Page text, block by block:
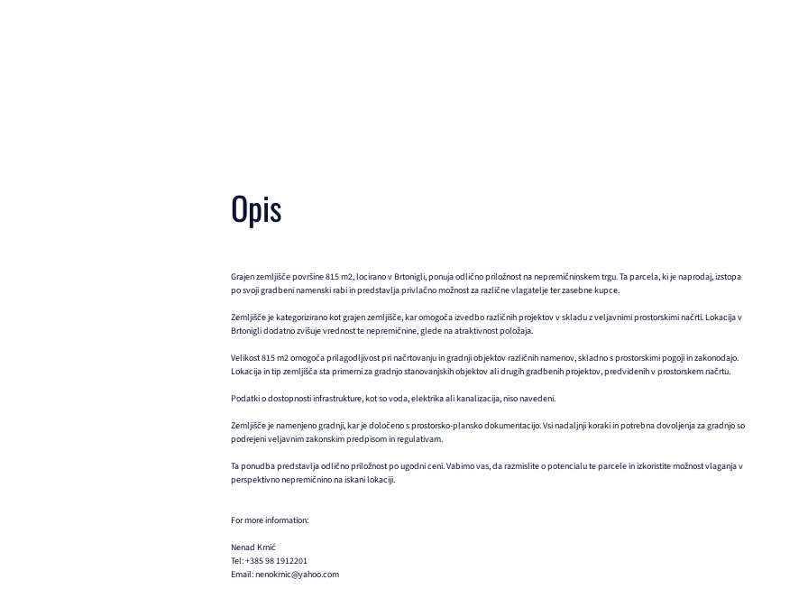
Opis
Grajen zemljišče površine 815 m2, locirano v Brtonigli, ponuja odlično priložnost na nepremičninskem trgu. Ta parcela, ki je naprodaj, izstopa
po svoji gradbeni namenski rabi in predstavlja privlačno možnost za različne vlagatelje ter zasebne kupce.
Zemljišče je kategorizirano kot grajen zemljišče, kar omogoča izvedbo različnih projektov v skladu z veljavnimi prostorskimi načrti. Lokacija v
Brtonigli dodatno zvišuje vrednost te nepremičnine, glede na atraktivnost položaja.
Velikost 815 m2 omogoča prilagodljivost pri načrtovanju in gradnji objektov različnih namenov, skladno s prostorskimi pogoji in zakonodajo.
Lokacija in tip zemljišča sta primerni za gradnjo stanovanjskih objektov ali drugih gradbenih projektov, predvidenih v prostorskem načrtu.
Podatki o dostopnosti infrastrukture, kot so voda, elektrika ali kanalizacija, niso navedeni.
Zemljišče je namenjeno gradnji, kar je določeno s prostorsko-plansko dokumentacijo. Vsi nadaljnji koraki in potrebna dovoljenja za gradnjo so
podrejeni veljavnim zakonskim predpisom in regulativam.
Ta ponudba predstavlja odlično priložnost po ugodni ceni. Vabimo vas, da razmislite o potencialu te parcele in izkoristite možnost vlaganja v
perspektivno nepremičnino na iskani lokaciji.
For more information:
Nenad Krnić
Tel: +385 98 1912201
Email: nenokrnic@yahoo.com